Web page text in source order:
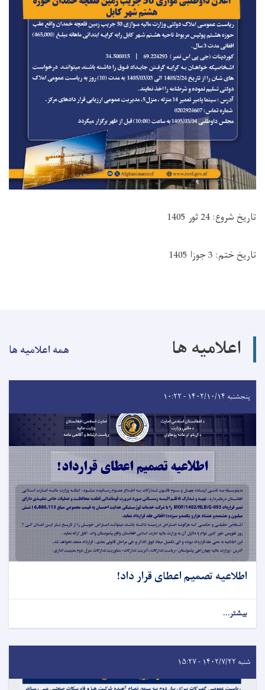
تاریخ شروع: 24 ثور 1405
تاریخ ختم: 3 جوزا 1405
اعلامیه ها همه اعلامیه ها
پنجشنبه ۱۴۰۲/۱۰/۱۴ - ۱۰:۲۲
اطلاعیه تصمیم اعطای قرار داد!
بیشتر...
شنبه ۱۴۰۲/۷/۲۲ - ۱۵:۲۷